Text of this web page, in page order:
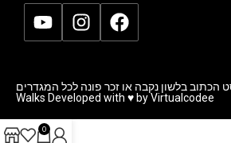
הכתוב בלשון נקבה או זכר פונה לכל המגדרים
Walks Developed with ♥ by Virtualcodee
0